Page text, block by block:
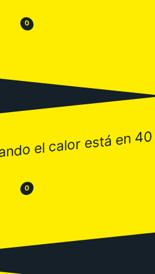
😒 0 😂
el calor está en
😒 0 😂